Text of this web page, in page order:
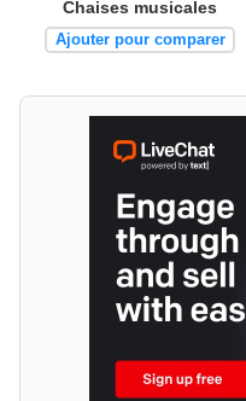
Chaises musicales
Ajouter pour comparer